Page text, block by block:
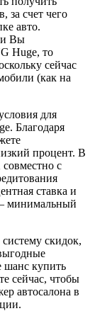
за счет чего
авто.
Вы
Huge, то
сейчас
(как на
для
Благодаря
процент. В
с
ставка и
минимальный
скидок,
шанс купить
сейчас, чтобы
автосалона в